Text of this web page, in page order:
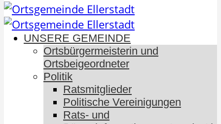
UNSERE GEMEINDE
Ortsbürgermeisterin und
Ortsbeigeordneter
Politik
Ratsmitglieder
Politische Vereinigungen
Rats- und